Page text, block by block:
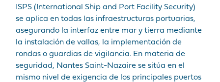
ISPS (International Ship and Port Facility Security)
se aplica en todas las infraestructuras portuarias,
asegurando la interfaz entre mar y tierra mediante
la instalación de vallas, la implementación de
rondas o guardias de vigilancia. En materia de
seguridad, Nantes Saint-Nazaire se sitúa en el
mismo nivel de exigencia de los principales puertos